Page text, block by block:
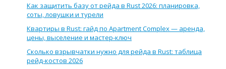
Как защитить базу от рейда в Rust 2026: планировка,
соты, ловушки и турели
Квартиры в Rust: гайд по Apartment Complex — аренда,
цены, выселение и мастер-ключ
Сколько взрывчатки нужно для рейда в Rust: таблица
рейд-костов 2026